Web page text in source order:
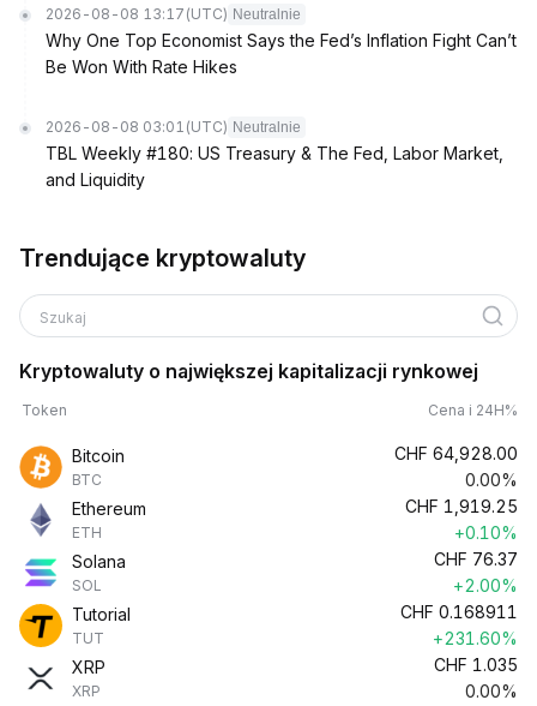
2026-08-08 13:17 (UTC) Neutralnie
Why One Top Economist Says the Fed’s Inflation Fight Can’t
Be Won With Rate Hikes
2026-08-08 03:01 (UTC) Neutralnie
TBL Weekly #180: US Treasury & The Fed, Labor Market,
and Liquidity
Trendujące kryptowaluty
Szukaj
Kryptowaluty o największej kapitalizacji rynkowej
Token Cena i 24H%
Bitcoin
BTC
CHF 64,928.00
0.00%
Ethereum
ETH
CHF 1,919.25
+0.10%
Solana
SOL
CHF 76.37
+2.00%
Tutorial
TUT
CHF 0.168911
+231.60%
XRP
XRP
CHF 1.035
0.00%